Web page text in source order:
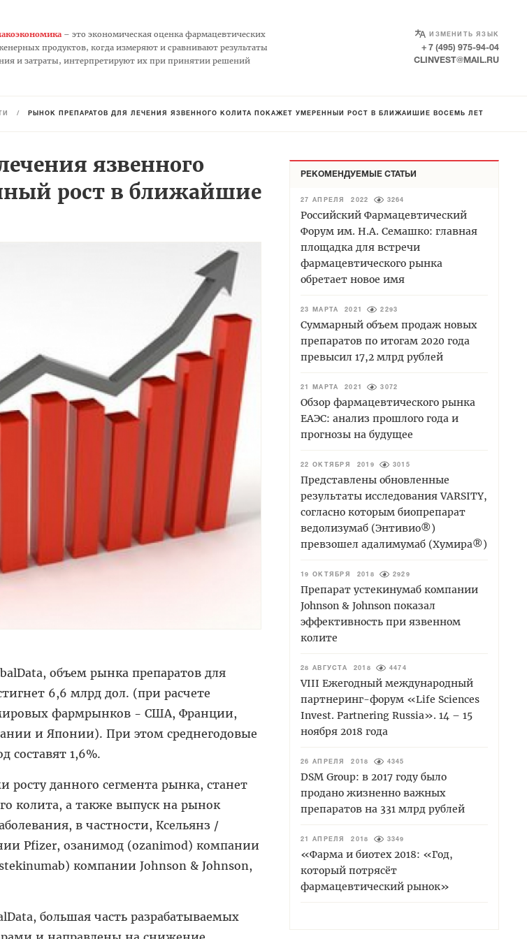
– это экономическая оценка фармацевтических
продуктов, когда измеряют и сравнивают результаты
и затраты, интерпретируют их при принятии решений
ИЗМЕНИТЬ ЯЗЫК
SELECT LANGUAGE
+ 7 (495) 975-94-04
CLINVEST@MAIL.RU
/ РЫНОК ПРЕПАРАТОВ ДЛЯ ЛЕЧЕНИЯ ЯЗВЕННОГО КОЛИТА ПОКАЖЕТ УМЕРЕННЫЙ РОСТ В БЛИЖАЙШИЕ ВОСЕМЬ ЛЕТ
язвенного
рост в ближайшие
объем рынка препаратов для
6,6 млрд дол. (при расчете
фармрынков - США, Франции,
и Японии). При этом среднегодовые
составят 1,6%.
данного сегмента рынка, станет
колита, а также выпуск на рынок
в частности, Ксельянз /
Pfizer, озанимод (оzanimod) компании
компании Johnson & Johnson,
большая часть разрабатываемых
РЕКОМЕНДУЕМЫЕ СТАТЬИ
27 АПРЕЛЯ 2022 3264
Российский Фармацевтический
Форум им. Н.А. Семашко: главная
площадка для встречи
фармацевтического рынка
обретает новое имя
23 МАРТА 2021 2293
Суммарный объем продаж новых
препаратов по итогам 2020 года
превысил 17,2 млрд рублей
21 МАРТА 2021 3072
Обзор фармацевтического рынка
ЕАЭС: анализ прошлого года и
прогнозы на будущее
22 ОКТЯБРЯ 2019 3015
Представлены обновленные
результаты исследования VARSITY,
согласно которым биопрепарат
ведолизумаб (Энтивио®)
превзошел адалимумаб (Хумира®)
19 ОКТЯБРЯ 2018 2929
Препарат устекинумаб компании
Johnson & Johnson показал
эффективность при язвенном
колите
28 АВГУСТА 2018 4474
VIII Ежегодный международный
партнеринг-форум «Life Sciences
Invest. Partnering Russia». 14 – 15
ноября 2018 года
26 АПРЕЛЯ 2018 4345
DSM Group: в 2017 году было
продано жизненно важных
препаратов на 331 млрд рублей
21 АПРЕЛЯ 2018 3349
«Фарма и биотех 2018: «Год,
который потрясёт
фармацевтический рынок»